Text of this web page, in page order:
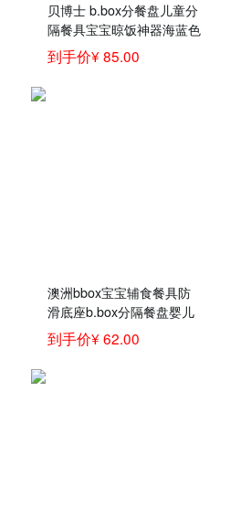
贝博士 b.box分餐盘儿童分
隔餐具宝宝晾饭神器海蓝色
到手价¥ 85.00
澳洲bbox宝宝辅食餐具防
滑底座b.box分隔餐盘婴儿
练习学食碗 新 bbox餐盘蓝
绿色
到手价¥ 62.00